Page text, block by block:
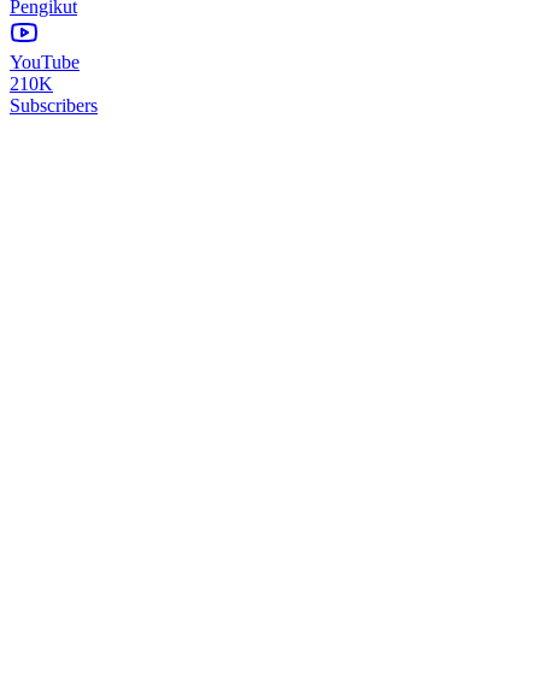
Pengikut
YouTube
210K
Subscribers